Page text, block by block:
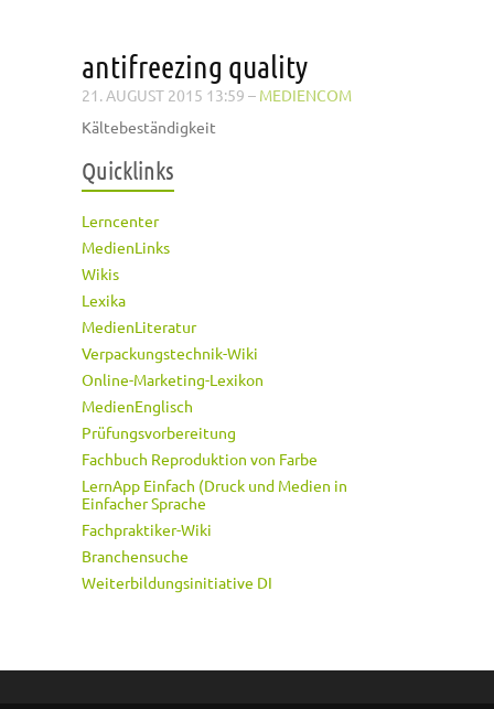
antifreezing quality
21. AUGUST 2015 13:59 – MEDIENCOM
Kältebeständigkeit
Quicklinks
Lerncenter
MedienLinks
Wikis
Lexika
MedienLiteratur
Verpackungstechnik-Wiki
Online-Marketing-Lexikon
MedienEnglisch
Prüfungsvorbereitung
Fachbuch Reproduktion von Farbe
LernApp Einfach (Druck und Medien in
Einfacher Sprache
Fachpraktiker-Wiki
Branchensuche
Weiterbildungsinitiative DI